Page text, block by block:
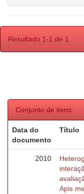
Resultado 1-1 de 1.
Conjunto de itens:
Data do
documento
Título
2010
Apis